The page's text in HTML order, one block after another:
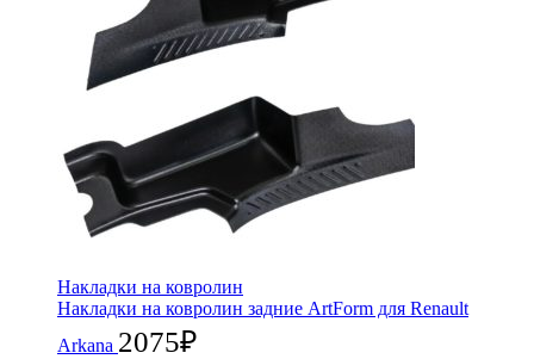
Накладки на ковролин
Накладки на ковролин задние ArtForm для Renault
Arkana 2075₽